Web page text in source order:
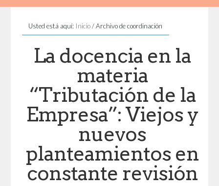
Usted está aquí: Inicio /Archivo de coordinación
La docencia en la
materia
“Tributación de la
Empresa”: Viejos y
nuevos
planteamientos en
constante revisión